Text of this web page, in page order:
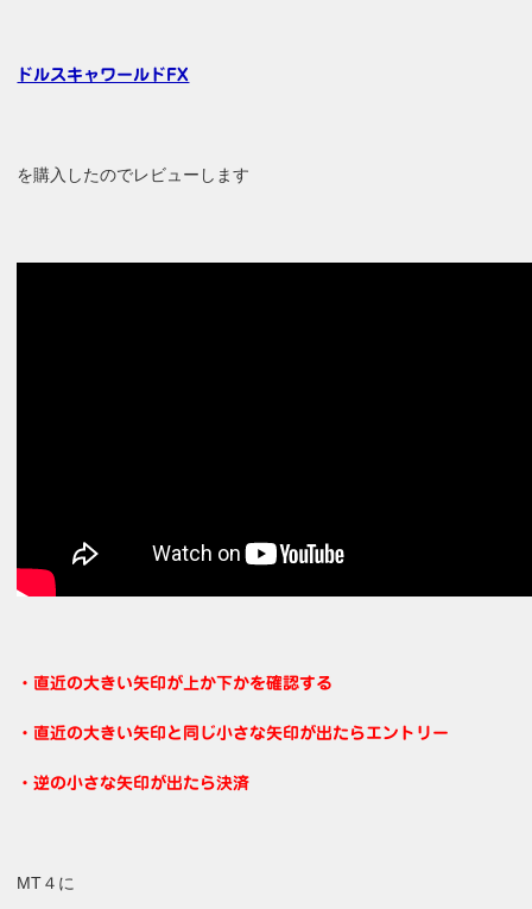
ドルスキャワールドFX
を購入したのでレビューします
・直近の大きい矢印が上か下かを確認する
・直近の大きい矢印と同じ小さな矢印が出たらエントリー
・逆の小さな矢印が出たら決済
MT４に